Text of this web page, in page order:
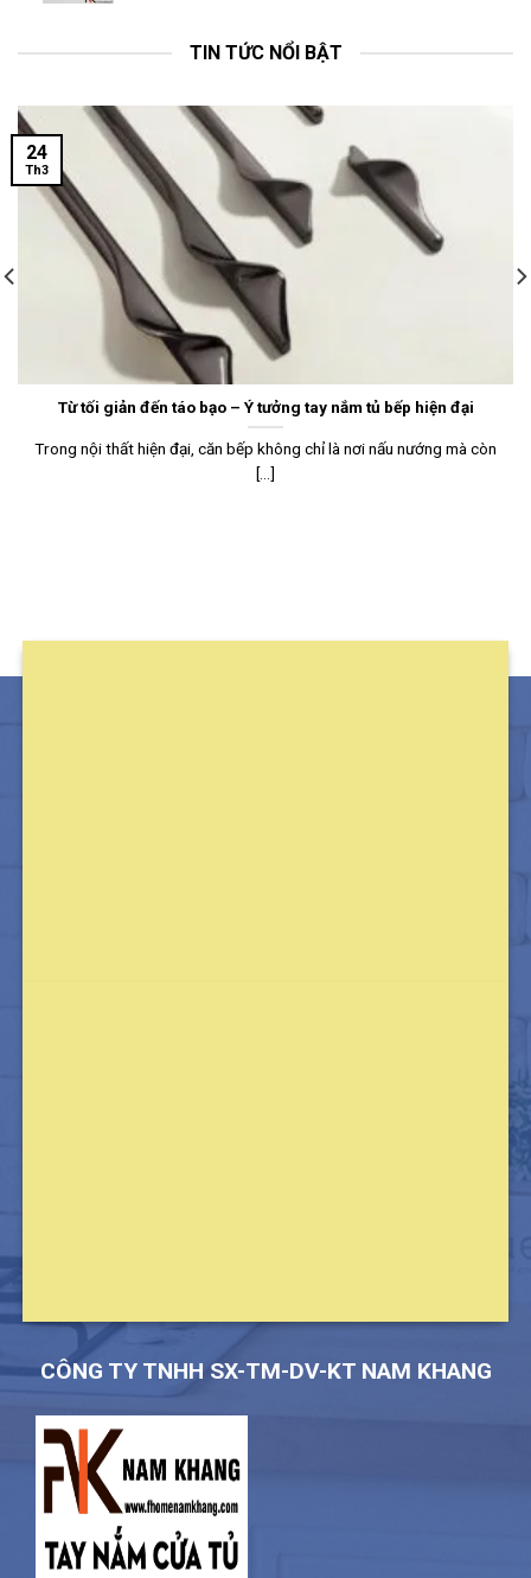
TIN TỨC NỔI BẬT
Từ tối giản đến táo bạo – Ý tưởng tay nắm tủ bếp hiện đại
Trong nội thất hiện đại, căn bếp không chỉ là nơi nấu nướng mà còn
[...]
24
Th3
CÔNG TY TNHH SX-TM-DV-KT NAM KHANG